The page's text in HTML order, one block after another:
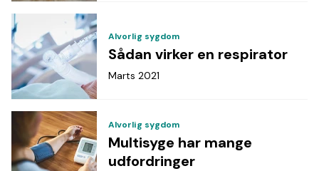
Alvorlig sygdom
Sådan virker en respirator
Marts 2021
Alvorlig sygdom
Multisyge har mange
udfordringer